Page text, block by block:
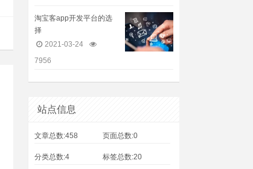
淘宝客app开发平台的选
择
2021-03-24
7956
站点信息
文章总数:458 页面总数:0
分类总数:4 标签总数:20